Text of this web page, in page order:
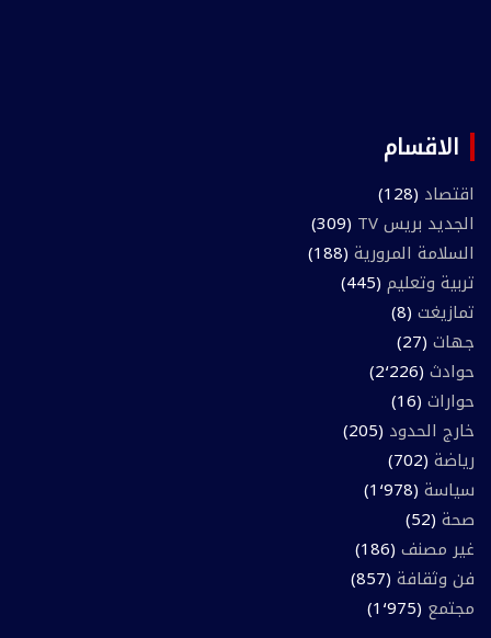
الاقسام
اقتصاد (128)
الجديد بريس TV
(309)
السلامة المرورية (188)
تربية وتعليم (445)
تمازيغت (8)
جهات (27)
حوادث (2٬226)
حوارات (16)
خارج الحدود (205)
رياضة (702)
سياسة (1٬978)
صحة (52)
غير مصنف (186)
فن وثقافة (857)
مجتمع (1٬975)